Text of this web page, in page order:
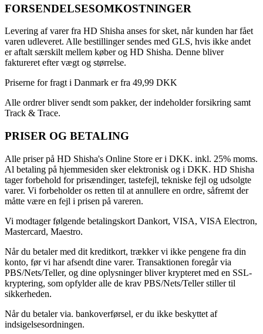
FORSENDELSESOMKOSTNINGER
Levering af varer fra HD Shisha anses for sket, når kunden har fået
varen udleveret. Alle bestillinger sendes med GLS, hvis ikke andet
er aftalt særskilt mellem køber og HD Shisha. Denne bliver
faktureret efter vægt og størrelse.
Priserne for fragt i Danmark er fra 49,99 DKK
Alle ordrer bliver sendt som pakker, der indeholder forsikring samt
Track & Trace.
PRISER OG BETALING
Alle priser på HD Shisha's Online Store er i DKK. inkl. 25% moms.
Al betaling på hjemmesiden sker elektronisk og i DKK. HD Shisha
tager forbehold for prisændinger, tastefejl, tekniske fejl og udsolgte
varer. Vi forbeholder os retten til at annullere en ordre, såfremt der
måtte være en fejl i prisen på vareren.
Vi modtager følgende betalingskort Dankort, VISA, VISA Electron,
Mastercard, Maestro.
Når du betaler med dit kreditkort, trækker vi ikke pengene fra din
konto, før vi har afsendt dine varer. Transaktionen foregår via
PBS/Nets/Teller, og dine oplysninger bliver krypteret med en SSL-
kryptering, som opfylder alle de krav PBS/Nets/Teller stiller til
sikkerheden.
Når du betaler via. bankoverførsel, er du ikke beskyttet af
indsigelsesordningen.